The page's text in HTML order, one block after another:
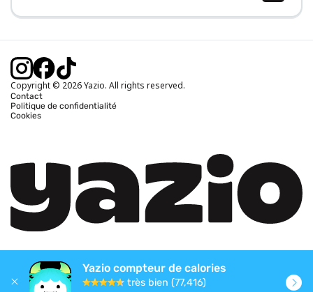
Calcul IMC
Calcul poids idéal
Calcul calories brûlées
Copyright © 2026 Yazio. All rights reserved.
Contact
Politique de confidentialité
Cookies
Yazio compteur de calories
très bien (77,416)